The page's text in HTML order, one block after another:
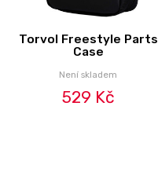
Torvol Freestyle Parts
Case
Není skladem
529 Kč